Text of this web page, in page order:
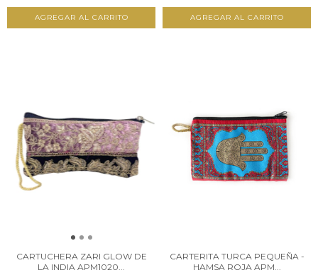
CARTUCHERA ZARI GLOW DE
LA INDIA APM1020...
CARTERITA TURCA PEQUEÑA -
HAMSA ROJA APM...